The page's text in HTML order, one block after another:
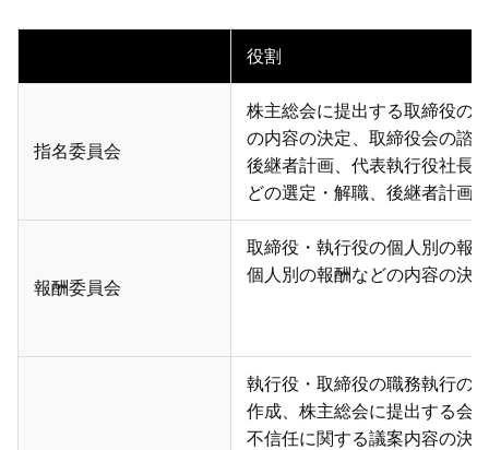
役割
指名委員会
株主総会に提出する取締役の
の内容の決定、取締役会の諮
後継者計画、代表執行役社長
どの選定・解職、後継者計画
報酬委員会
取締役・執行役の個人別の報
個人別の報酬などの内容の決
執行役・取締役の職務執行の
作成、株主総会に提出する会
不信任に関する議案内容の決